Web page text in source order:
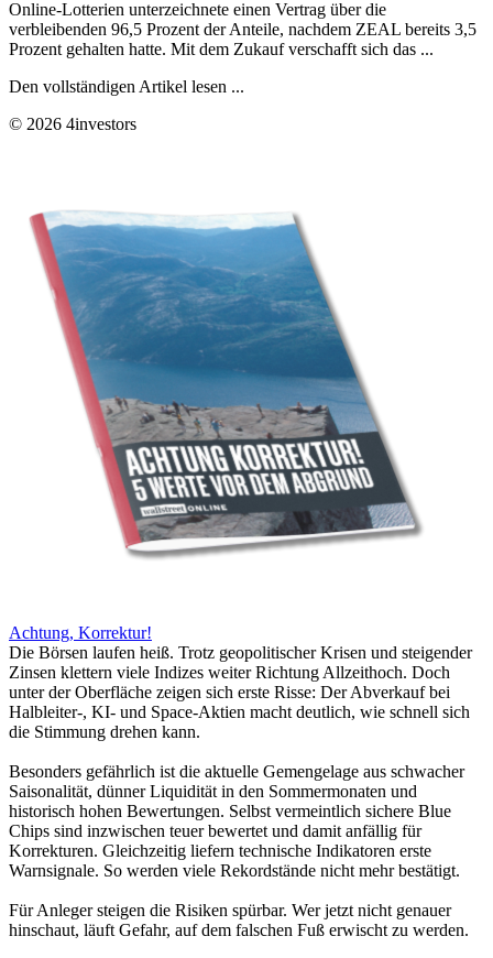
Online-Lotterien unterzeichnete einen Vertrag über die
verbleibenden 96,5 Prozent der Anteile, nachdem ZEAL bereits 3,5
Prozent gehalten hatte. Mit dem Zukauf verschafft sich das ...
Den vollständigen Artikel lesen ...
© 2026 4investors
Achtung, Korrektur!
Die Börsen laufen heiß. Trotz geopolitischer Krisen und steigender
Zinsen klettern viele Indizes weiter Richtung Allzeithoch. Doch
unter der Oberfläche zeigen sich erste Risse: Der Abverkauf bei
Halbleiter-, KI- und Space-Aktien macht deutlich, wie schnell sich
die Stimmung drehen kann.
Besonders gefährlich ist die aktuelle Gemengelage aus schwacher
Saisonalität, dünner Liquidität in den Sommermonaten und
historisch hohen Bewertungen. Selbst vermeintlich sichere Blue
Chips sind inzwischen teuer bewertet und damit anfällig für
Korrekturen. Gleichzeitig liefern technische Indikatoren erste
Warnsignale. So werden viele Rekordstände nicht mehr bestätigt.
Für Anleger steigen die Risiken spürbar. Wer jetzt nicht genauer
hinschaut, läuft Gefahr, auf dem falschen Fuß erwischt zu werden.